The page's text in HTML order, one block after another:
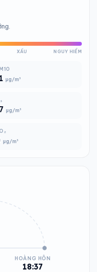
XẤU NGUY HIỂM
µg/m³
µg/m³
µg/m³
HOÀNG HÔN
18:37